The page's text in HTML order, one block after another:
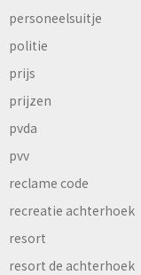
personeelsuitje
politie
prijs
prijzen
pvda
pvv
reclame code
recreatie achterhoek
resort
resort de achterhoek